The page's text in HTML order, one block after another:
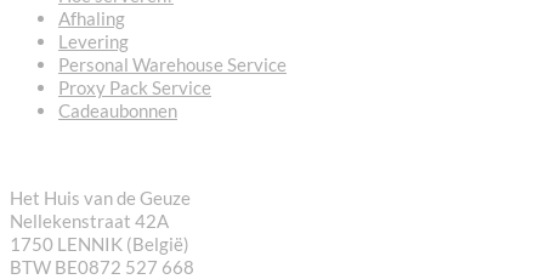
Afhaling
Levering
Personal Warehouse Service
Proxy Pack Service
Cadeaubonnen
Het Huis van de Geuze
Nellekenstraat 42A
1750 LENNIK (België)
BTW BE0872 527 668